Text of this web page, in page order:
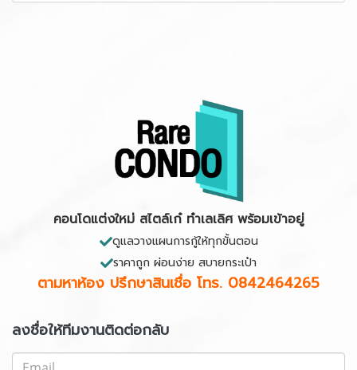
คอนโดแต่งใหม่ สไตล์เก๋ ทำเลเลิศ พร้อมเข้าอยู่
ดูแลวางแผนการกู้ให้ทุกขั้นตอน
ราคาถูก ผ่อนง่าย สบายกระเป๋า
ตามหาห้อง ปรึกษาสินเชื่อ โทร. 0842464265
ลงชื่อให้ทีมงานติดต่อกลับ